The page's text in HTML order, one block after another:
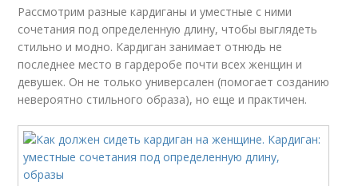
Рассмотрим разные кардиганы и уместные с ними
сочетания под определенную длину, чтобы выглядеть
стильно и модно. Кардиган занимает отнюдь не
последнее место в гардеробе почти всех женщин и
девушек. Он не только универсален (помогает созданию
невероятно стильного образа), но еще и практичен.